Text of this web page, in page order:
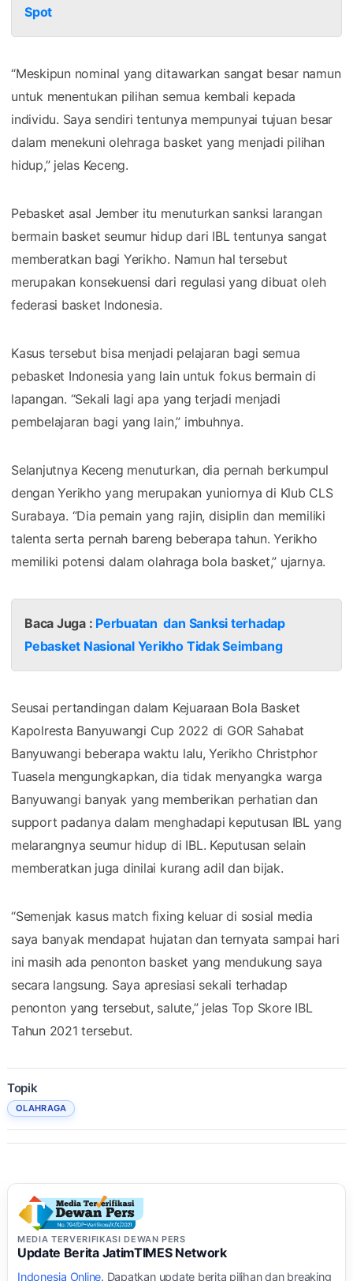
Spot
“Meskipun nominal yang ditawarkan sangat besar namun
untuk menentukan pilihan semua kembali kepada
individu. Saya sendiri tentunya mempunyai tujuan besar
dalam menekuni olehraga basket yang menjadi pilihan
hidup,” jelas Keceng.
Pebasket asal Jember itu menuturkan sanksi larangan
bermain basket seumur hidup dari IBL tentunya sangat
memberatkan bagi Yerikho. Namun hal tersebut
merupakan konsekuensi dari regulasi yang dibuat oleh
federasi basket Indonesia.
Kasus tersebut bisa menjadi pelajaran bagi semua
pebasket Indonesia yang lain untuk fokus bermain di
lapangan. “Sekali lagi apa yang terjadi menjadi
pembelajaran bagi yang lain,” imbuhnya.
Selanjutnya Keceng menuturkan, dia pernah berkumpul
dengan Yerikho yang merupakan yuniornya di Klub CLS
Surabaya. “Dia pemain yang rajin, disiplin dan memiliki
talenta serta pernah bareng beberapa tahun. Yerikho
memiliki potensi dalam olahraga bola basket,” ujarnya.
Baca Juga : Perbuatan dan Sanksi terhadap
Pebasket Nasional Yerikho Tidak Seimbang
Seusai pertandingan dalam Kejuaraan Bola Basket
Kapolresta Banyuwangi Cup 2022 di GOR Sahabat
Banyuwangi beberapa waktu lalu, Yerikho Christphor
Tuasela mengungkapkan, dia tidak menyangka warga
Banyuwangi banyak yang memberikan perhatian dan
support padanya dalam menghadapi keputusan IBL yang
melarangnya seumur hidup di IBL. Keputusan selain
memberatkan juga dinilai kurang adil dan bijak.
“Semenjak kasus match fixing keluar di sosial media
saya banyak mendapat hujatan dan ternyata sampai hari
ini masih ada penonton basket yang mendukung saya
secara langsung. Saya apresiasi sekali terhadap
penonton yang tersebut, salute,” jelas Top Skore IBL
Tahun 2021 tersebut.
Topik
OLAHRAGA
MEDIA TERVERIFIKASI DEWAN PERS
Update Berita JatimTIMES Network
Indonesia Online. Dapatkan update berita pilihan dan breaking